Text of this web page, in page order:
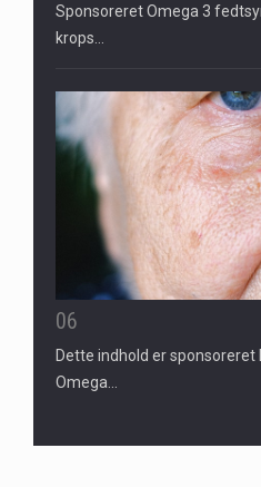
Sponsoreret Omega 3
krops…
06
Dette indhold er
Omega…